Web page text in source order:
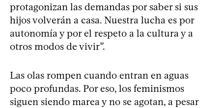
protagonizan las demandas por saber si sus
hijos volverán a casa. Nuestra lucha es por
autonomía y por el respeto a la cultura y a
otros modos de vivir”.
Las olas rompen cuando entran en aguas
poco profundas. Por eso, los feminismos
siguen siendo marea y no se agotan, a pesar